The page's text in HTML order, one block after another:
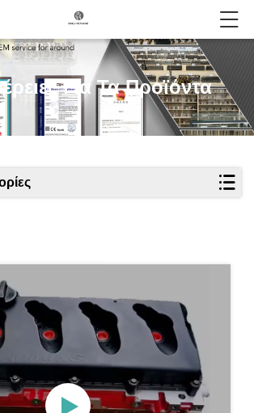
Για Τα Προϊόντα